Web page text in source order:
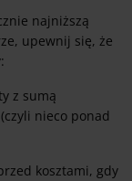
najniższą
upewnij się, że
z sumą
nieco ponad
kosztami, gdy